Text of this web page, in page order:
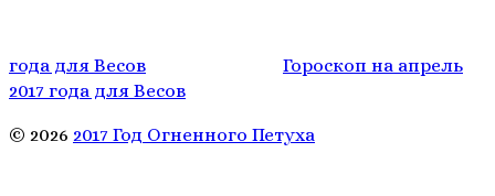
года для Весов
Гороскоп на апрель
2017 года для Весов
© 2026 2017 Год Огненного Петуха